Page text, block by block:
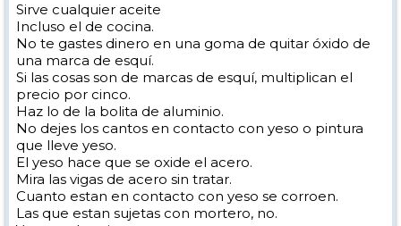
Sirve cualquier aceite
Incluso el de cocina.
No te gastes dinero en una goma de quitar óxido de
una marca de esquí.
Si las cosas son de marcas de esquí, multiplican el
precio por cinco.
Haz lo de la bolita de aluminio.
No dejes los cantos en contacto con yeso o pintura
que lleve yeso.
El yeso hace que se oxide el acero.
Mira las vigas de acero sin tratar.
Cuanto estan en contacto con yeso se corroen.
Las que estan sujetas con mortero, no.